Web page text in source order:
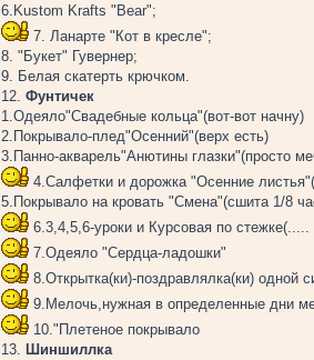
6.Kustom Krafts "Bear";
7. Ланарте "Кот в кресле";
8. "Букет" Гувернер;
9. Белая скатерть крючком.
12. Фунтичек
1.Одеяло"Свадебные кольца"(вот-вот начну)
2.Покрывало-плед"Осенний"(верх есть)
3.Панно-акварель"Анютины глазки"(просто
4.Салфетки и дорожка "Осенние
5.Покрывало на кровать "Смена"(сшита 1/8
6.3,4,5,6-уроки и Курсовая по стежке(.....
7.Одеяло "Сердца-ладошки"
8.Открытка(ки)-поздравлялка(ки) одной
9.Мелочь,нужная в определенные дни
10."Плетеное покрывало
13. Шиншиллка